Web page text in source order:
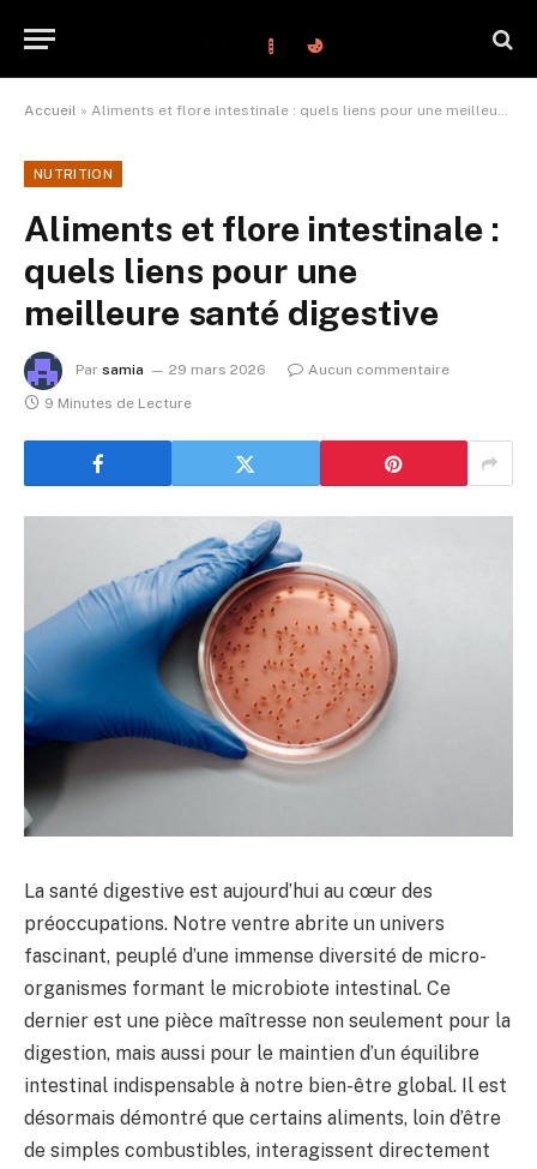
Accueil » Aliments et flore intestinale : quels liens pour une meilleure santé digestive
NUTRITION
Aliments et flore intestinale :
quels liens pour une
meilleure santé digestive
Par samia 29 mars 2026
Aucun commentaire
9 Minutes de Lecture
La santé digestive est aujourd’hui au cœur des
préoccupations. Notre ventre abrite un univers
fascinant, peuplé d’une immense diversité de micro-
organismes formant le microbiote intestinal. Ce
dernier est une pièce maîtresse non seulement pour la
digestion, mais aussi pour le maintien d’un équilibre
intestinal indispensable à notre bien-être global. Il est
désormais démontré que certains aliments, loin d’être
de simples combustibles, interagissent directement